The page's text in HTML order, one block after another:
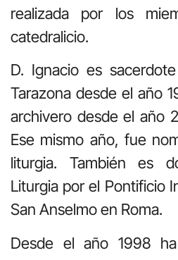
realizada por los
catedralicio.
D. Ignacio es
Tarazona desde el año
archivero desde el año
Ese mismo año, fue
liturgia. También es
Liturgia por el Pontificio
San Anselmo en Roma.
Desde el año 1998